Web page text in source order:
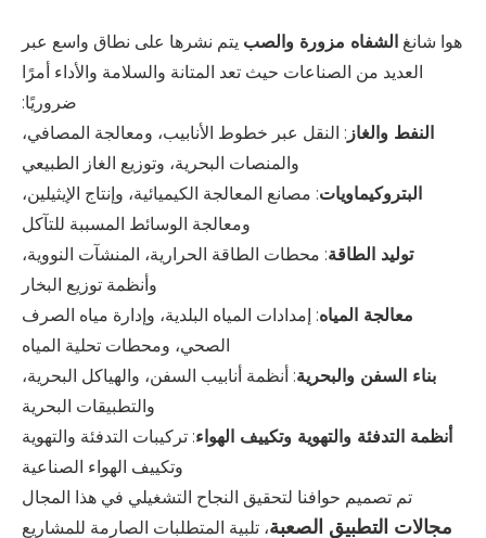
هوا شانغ الشفاه مزورة والصب يتم نشرها على نطاق واسع عبر
العديد من الصناعات حيث تعد المتانة والسلامة والأداء أمرًا
ضروريًا:
النفط والغاز : النقل عبر خطوط الأنابيب، ومعالجة المصافي،
والمنصات البحرية، وتوزيع الغاز الطبيعي
البتروكيماويات: مصانع المعالجة الكيميائية، وإنتاج الإيثيلين،
ومعالجة الوسائط المسببة للتآكل
توليد الطاقة: محطات الطاقة الحرارية، المنشآت النووية،
وأنظمة توزيع البخار
معالجة المياه: إمدادات المياه البلدية، وإدارة مياه الصرف
الصحي، ومحطات تحلية المياه
بناء السفن والبحرية: أنظمة أنابيب السفن، والهياكل البحرية،
والتطبيقات البحرية
أنظمة التدفئة والتهوية وتكييف الهواء: تركيبات التدفئة والتهوية
وتكييف الهواء الصناعية
تم تصميم حوافنا لتحقيق النجاح التشغيلي في هذا المجال
مجالات التطبيق الصعبة، تلبية المتطلبات الصارمة للمشاريع